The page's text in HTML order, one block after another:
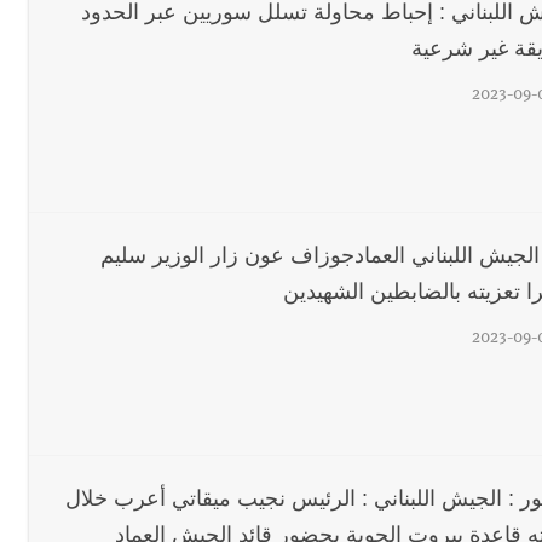
اللبناني : إحباط محاولة تسلل سوريين عبر الحدود
غير شرعية
2023-09-
الجيش اللبناني العمادجوزاف عون زار الوزير سليم
تعزيته بالضابطين الشهيدين
2023-09-
: الجيش اللبناني : الرئيس نجيب ميقاتي أعرب خلال
قاعدة بيروت الجوية بحضور قائد الجيش العماد